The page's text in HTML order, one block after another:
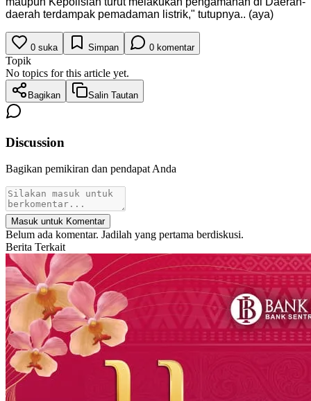
daerah terdampak pemadaman listrik," tutupnya.. (aya)
0 suka Simpan 0 komentar
Topik
No topics for this article yet.
Bagikan Salin Tautan
Discussion
Bagikan pemikiran dan pendapat Anda
Masuk untuk Komentar
Belum ada komentar. Jadilah yang pertama berdiskusi.
Berita Terkait